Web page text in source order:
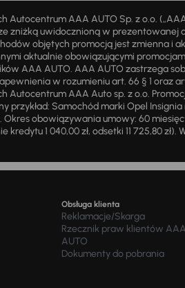
Autocentrum AAA AUTO Sp. z o.o.
uwidocznioną w prezentowanej
objętych promocją jest zmienna i
aktualnie obowiązującymi
AAA AUTO. AAA AUTO zastrzega
w rozumieniu art. 66 § 1 oraz
Autocentrum AAA Auto sp. z o.o.
Samochód marki Opel
obowiązywania umowy: 60
1 040,00 zł, odsetki 11 725,80
Obsługa klienta
Reklamacje/Skarga
Rzecznik praw klientów AAA
AUTO
Dokumenty do pobrania